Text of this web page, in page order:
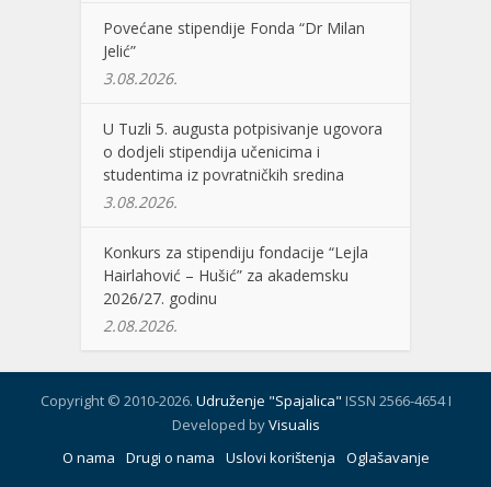
Povećane stipendije Fonda “Dr Milan
Jelić”
3.08.2026.
U Tuzli 5. augusta potpisivanje ugovora
o dodjeli stipendija učenicima i
studentima iz povratničkih sredina
3.08.2026.
Konkurs za stipendiju fondacije “Lejla
Hairlahović – Hušić” za akademsku
2026/27. godinu
2.08.2026.
Copyright © 2010-2026. Udruženje "Spajalica" ISSN 2566-4654 I
Developed byVisualis
O nama
Drugi o nama Uslovi korištenja Oglašavanje